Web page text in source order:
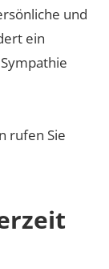
und
ein
rufen Sie